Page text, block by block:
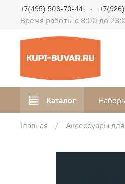
Время работы с 8:00 до
+7(495) 506-70-44
Каталог
Главная Аксессуары